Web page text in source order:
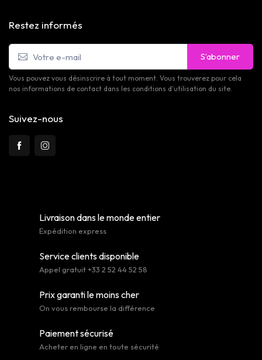
Restez informés
S’abonner
Vous pouvez vous désinscrire à tout moment. Vous trouverez pour cela
nos informations de contact dans les conditions d'utilisation du site.
Suivez-nous
Livraison dans le monde entier
Expédition express
Service clients disponible
Appel gratuit +33 2 52 44 52 58
Prix garanti le moins cher
On vous rembourse la différence
Paiement sécurisé
Acheter en ligne en toute sécurité